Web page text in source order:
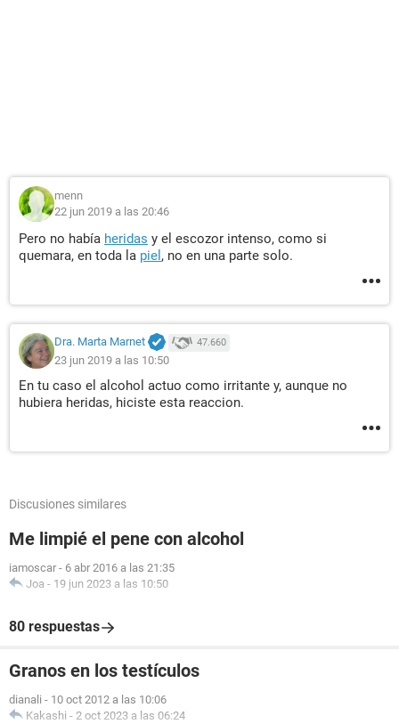
menn
22 jun 2019 a las 20:46
Pero no había heridas y el escozor intenso, como si
quemara, en toda la piel , no en una parte solo.
Dra. Marta Marnet 47.660
23 jun 2019 a las 10:50
En tu caso el alcohol actuo como irritante y, aunque no
hubiera heridas, hiciste esta reaccion.
Discusiones similares
Me limpié el pene con alcohol
iamoscar - 6 abr 2016 a las 21:35
Joa - 19 jun 2023 a las 10:50
80 respuestas
Granos en los testículos
dianali - 10 oct 2012 a las 10:06
Kakashi - 2 oct 2023 a las 06:24